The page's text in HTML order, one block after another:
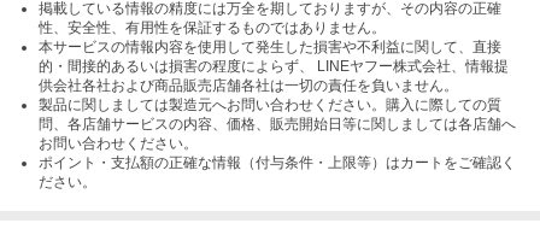
掲載している情報の精度には万全を期しておりますが、その内容の正確
性、安全性、有用性を保証するものではありません。
本サービスの情報内容を使用して発生した損害や不利益に関して、直接
的・間接的あるいは損害の程度によらず、 LINEヤフー株式会社、情報提
供会社各社および商品販売店舗各社は一切の責任を負いません。
製品に関しましては製造元へお問い合わせください。購入に際しての質
問、各店舗サービスの内容、価格、販売開始日等に関しましては各店舗へ
お問い合わせください。
ポイント・支払額の正確な情報（付与条件・上限等）はカートをご確認く
ださい。